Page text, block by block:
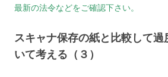
最新の法令などをご確認下さい。
スキャナ保存の紙と比較して
いて考える（３）